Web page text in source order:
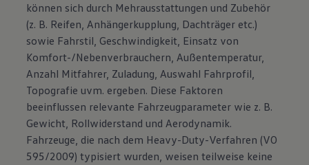
können sich durch Mehrausstattungen und Zubehör
(z. B. Reifen, Anhängerkupplung, Dachträger etc.)
sowie Fahrstil, Geschwindigkeit, Einsatz von
Komfort-/Nebenverbrauchern, Außentemperatur,
Anzahl Mitfahrer, Zuladung, Auswahl Fahrprofil,
Topografie uvm. ergeben. Diese Faktoren
beeinflussen relevante Fahrzeugparameter wie z. B.
Gewicht, Rollwiderstand und Aerodynamik.
Fahrzeuge, die nach dem Heavy-Duty-Verfahren (VO
595/2009) typisiert wurden, weisen teilweise keine